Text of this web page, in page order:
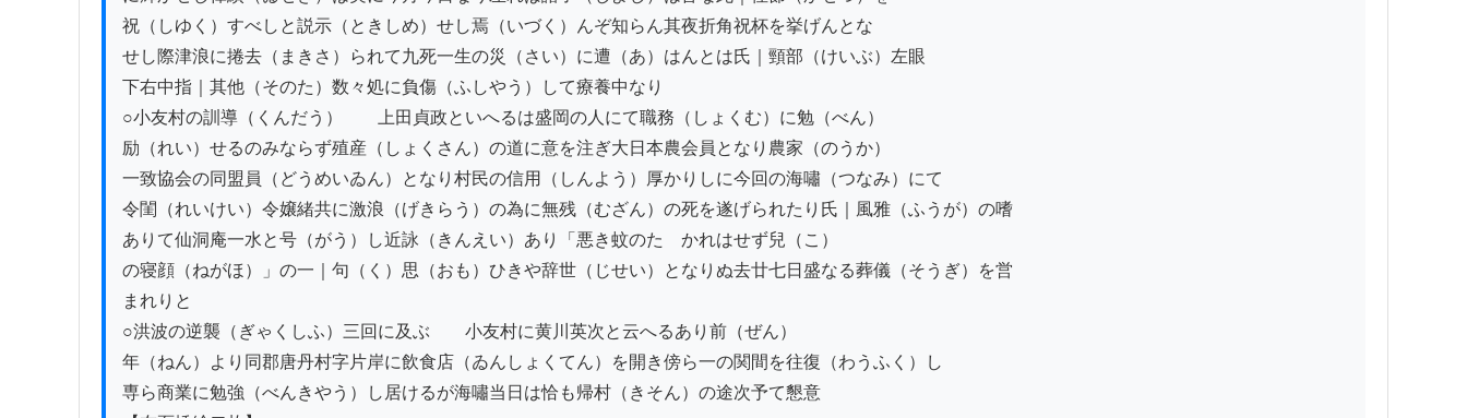
祝（しゆく）すべしと説示（ときしめ）せし焉（いづく）んぞ知らん其夜折角祝杯を挙げんとな
せし際津浪に捲去（まきさ）られて九死一生の災（さい）に遭（あ）はんとは氏｜頸部（けいぶ）左眼
下右中指｜其他（そのた）数々処に負傷（ふしやう）して療養中なり
○小友村の訓導（くんだう）　　上田貞政といへるは盛岡の人にて職務（しょくむ）に勉（べん）
励（れい）せるのみならず殖産（しょくさん）の道に意を注ぎ大日本農会員となり農家（のうか）
一致協会の同盟員（どうめいゐん）となり村民の信用（しんよう）厚かりしに今回の海嘯（つなみ）にて
令閨（れいけい）令嬢緒共に激浪（げきらう）の為に無残（むざん）の死を遂げられたり氏｜風雅（ふうが）の嗜
ありて仙洞庵一水と号（がう）し近詠（きんえい）あり「悪き蚊のたゝかれはせず兒（こ）
の寝顔（ねがほ）」の一｜句（く）思（おも）ひきや辞世（じせい）となりぬ去廿七日盛なる葬儀（そうぎ）を営
まれりと
○洪波の逆襲（ぎゃくしふ）三回に及ぶ　　小友村に黄川英次と云へるあり前（ぜん）
年（ねん）より同郡唐丹村字片岸に飲食店（ゐんしょくてん）を開き傍ら一の関間を往復（わうふく）し
専ら商業に勉強（べんきやう）し居けるが海嘯当日は恰も帰村（きそん）の途次予て懇意